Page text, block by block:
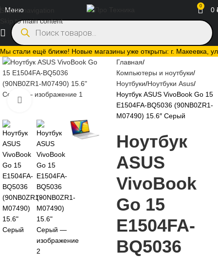
Skip to navigation
Skip to main content
Мы стали ещё ближе! Новые магазины уже открыты: г. Макеевка,
Меню 0 0
Нажмите, чтобы увеличить
Главная
Компьютеры и ноутбуки
Ноутбуки Ноутбуки Asus
Ноутбук ASUS VivoBook Go 15
E1504FA-BQ5036 (90NB0ZR1-
M07490) 15.6″ Серый
Ноутбук
ASUS
VivoBook
Go 15
E1504FA-
BQ5036